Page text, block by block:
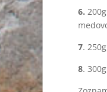
6.
7.
8.